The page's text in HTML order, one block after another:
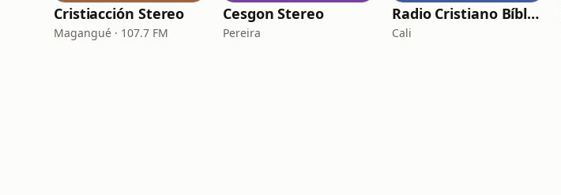
Cristiacción Stereo
Magangué · 107.7 FM
Cesgon Stereo
Pereira
Radio Cristiano Bíblico
Cali